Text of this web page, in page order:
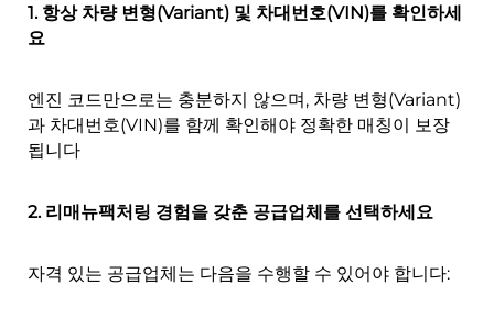
1. 항상 차량 변형(Variant) 및 차대번호(VIN)를 확인하세
요
엔진 코드만으로는 충분하지 않으며, 차량 변형(Variant)
과 차대번호(VIN)를 함께 확인해야 정확한 매칭이 보장
됩니다
2. 리매뉴팩처링 경험을 갖춘 공급업체를 선택하세요
자격 있는 공급업체는 다음을 수행할 수 있어야 합니다: